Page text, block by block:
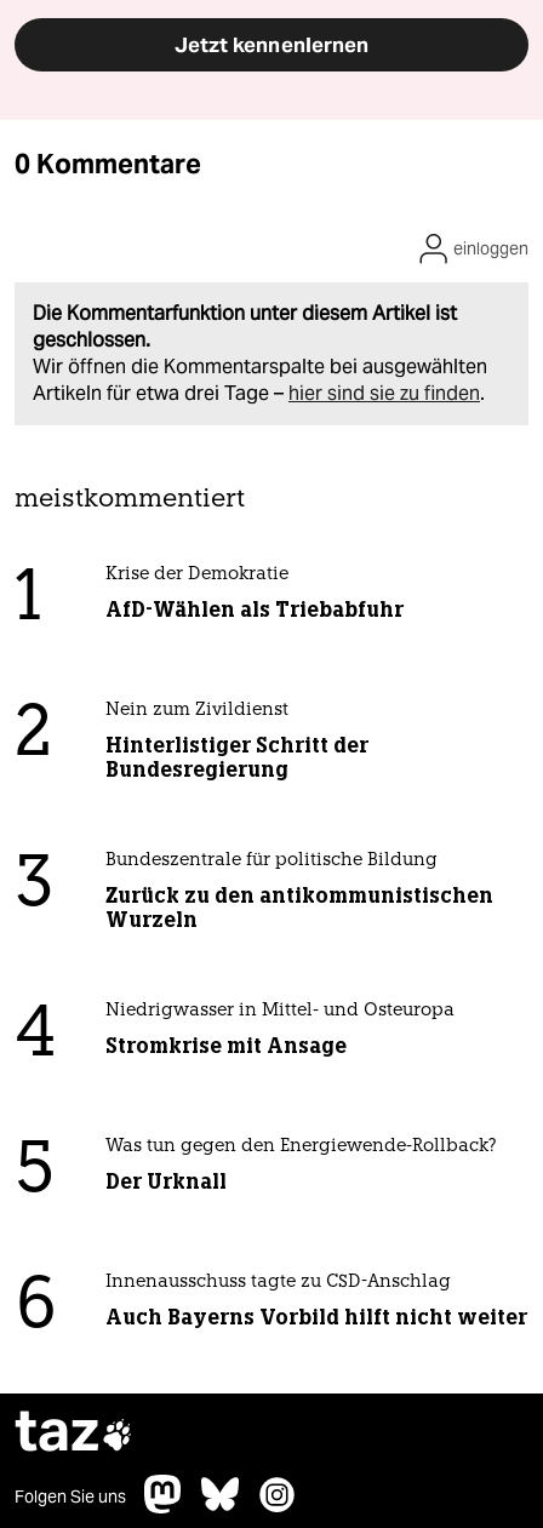
Jetzt kennenlernen
0 Kommentare
Die Kommentarfunktion unter diesem Artikel ist
geschlossen.
Wir öffnen die Kommentarspalte bei ausgewählten
Artikeln für etwa drei Tage – hier sind sie zu finden.
einloggen
meistkommentiert
1 Krise der Demokratie
AfD-Wählen als Triebabfuhr
2 Nein zum Zivildienst
Hinterlistiger Schritt der
Bundesregierung
3 Bundeszentrale für politische Bildung
Zurück zu den antikommunistischen
Wurzeln
4 Niedrigwasser in Mittel- und Osteuropa
Stromkrise mit Ansage
5 Was tun gegen den Energiewende-Rollback?
Der Urknall
6 Innenausschuss tagte zu CSD-Anschlag
Auch Bayerns Vorbild hilft nicht weiter
taz
Folgen Sie uns